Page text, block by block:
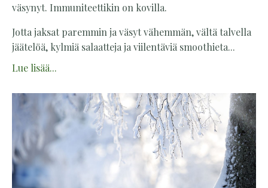
väsynyt. Immuniteettikin on kovilla.
Jotta jaksat paremmin ja väsyt vähemmän, vältä talvella
jäätelöä, kylmiä salaatteja ja viilentäviä smoothieta...
Lue lisää...